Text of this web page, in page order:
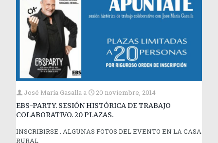
José María Gasalla a
20 noviembre, 2014
EBS-PARTY. SESIÓN HISTÓRICA DE TRABAJO
COLABORATIVO. 20 PLAZAS.
INSCRIBIRSE . ALGUNAS FOTOS DEL EVENTO EN LA CASA
RURAL